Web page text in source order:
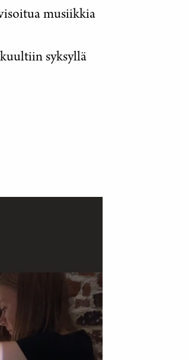
musiikkia
syksyllä